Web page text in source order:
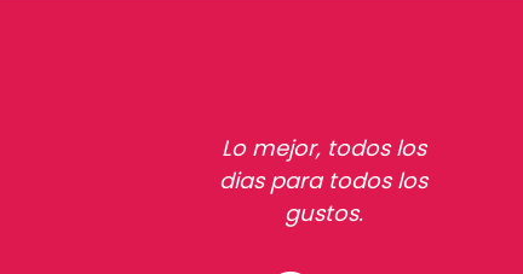
Lo mejor, todos los
dias para todos los
gustos.